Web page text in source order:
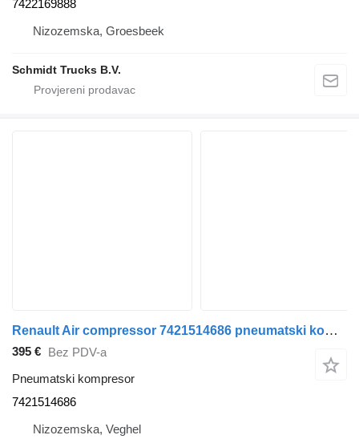
7422169888
Nizozemska, Groesbeek
Schmidt Trucks B.V.
Renault Air compressor 7421514686 pneumatski kompresor za Renault kamiona
395 € Bez PDV-a
Pneumatski kompresor
7421514686
Nizozemska, Veghel